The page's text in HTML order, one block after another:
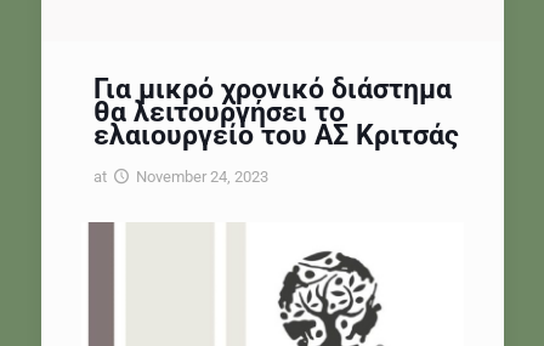
Για μικρό χρονικό διάστημα
θα λειτουργήσει το
ελαιουργείο του ΑΣ Κριτσάς
at November 24, 2023